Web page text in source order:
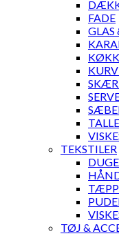
FADE
GLAS
TEKSTILER
TØJ &